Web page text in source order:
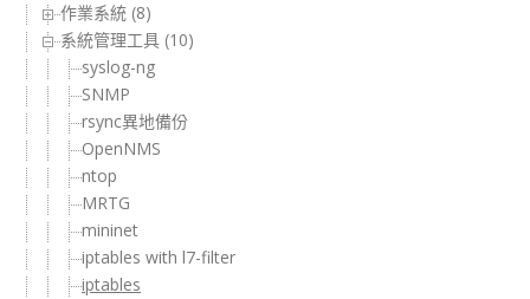
作業系統 (8)
系統管理工具 (10)
syslog-ng
SNMP
rsync異地備份
OpenNMS
ntop
MRTG
mininet
iptables with l7-filter
iptables